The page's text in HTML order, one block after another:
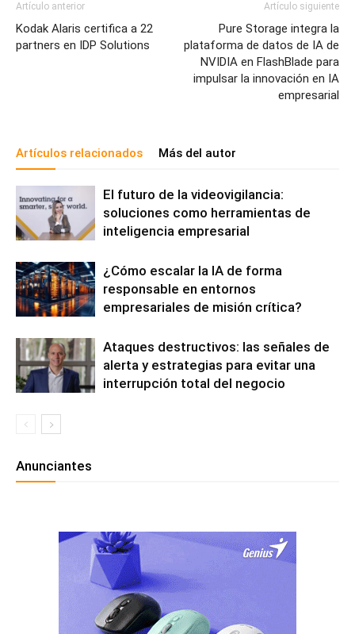
Artículo anterior
Kodak Alaris certifica a 22
partners en IDP Solutions
Artículo siguiente
Pure Storage integra la
plataforma de datos de IA de
NVIDIA en FlashBlade para
impulsar la innovación en IA
empresarial
Artículos relacionados Más del autor
El futuro de la videovigilancia:
soluciones como herramientas de
inteligencia empresarial
¿Cómo escalar la IA de forma
responsable en entornos
empresariales de misión crítica?
Ataques destructivos: las señales de
alerta y estrategias para evitar una
interrupción total del negocio
Anunciantes